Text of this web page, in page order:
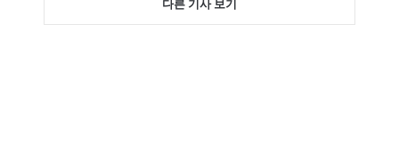
다른 기사 보기